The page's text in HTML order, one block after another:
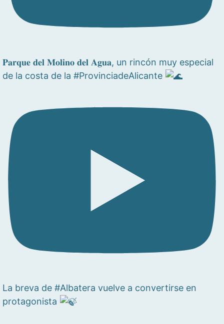
𝐏𝐚𝐫𝐪𝐮𝐞 𝐝𝐞𝐥 𝐌𝐨𝐥𝐢𝐧𝐨 𝐝𝐞𝐥 𝐀𝐠𝐮𝐚, un rincón muy especial
de la costa de la #ProvinciadeAlicante
La breva de #Albatera vuelve a convertirse en
protagonista